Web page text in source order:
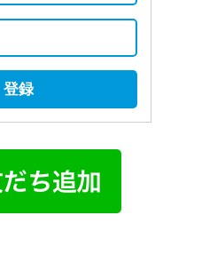
登録